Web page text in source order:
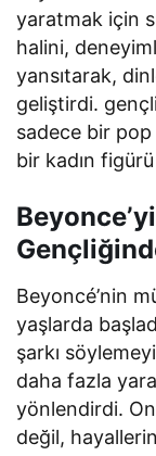
yaratmak için
halini,
yansıtarak,
geliştirdi.
sadece bir pop
bir kadın
Beyoncé’nin
yaşlarda
şarkı
daha fazla
yönlendirdi.
değil,